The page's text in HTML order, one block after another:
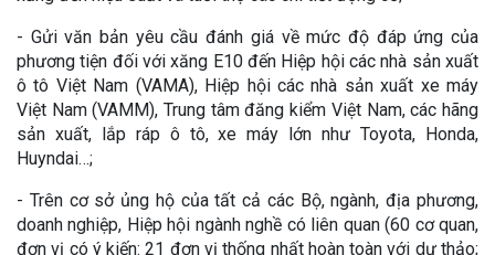
- Gửi văn bản yêu cầu đánh giá về mức độ đáp ứng của
phương tiện đối với xăng E10 đến Hiệp hội các nhà sản xuất
ô tô Việt Nam (VAMA), Hiệp hội các nhà sản xuất xe máy
Việt Nam (VAMM), Trung tâm đăng kiểm Việt Nam, các hãng
sản xuất, lắp ráp ô tô, xe máy lớn như Toyota, Honda,
Huyndai…;
- Trên cơ sở ủng hộ của tất cả các Bộ, ngành, địa phương,
doanh nghiệp, Hiệp hội ngành nghề có liên quan (60 cơ quan,
đơn vị có ý kiến: 21 đơn vị thống nhất hoàn toàn với dự thảo;